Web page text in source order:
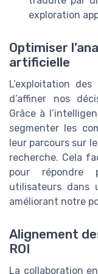
exploration
Optimiser
artificielle
L’exploitation
d’affiner nos
Grâce à
segmenter les
leur parcours sur
recherche. Cela
pour répondre
utilisateurs dans
améliorant notre
Alignement
ROI
La collaboration